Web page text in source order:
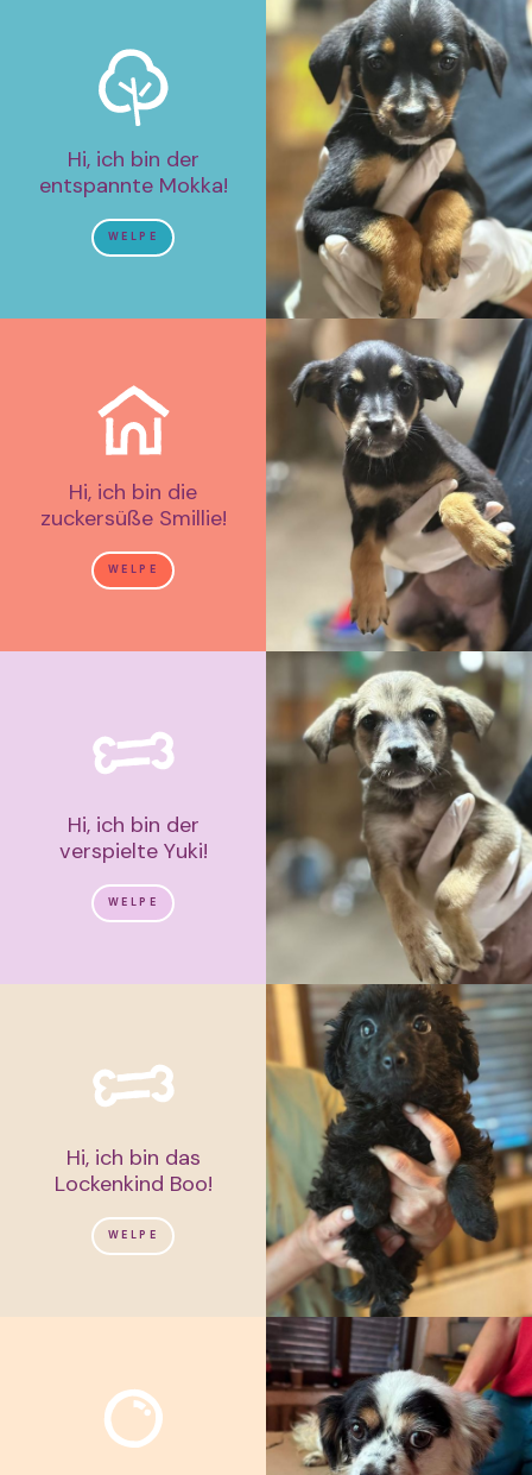
Hi, ich bin der
entspannte Mokka!
WELPE
Hi, ich bin die
zuckersüße Smillie!
WELPE
Hi, ich bin der
verspielte Yuki!
WELPE
Hi, ich bin das
Lockenkind Boo!
WELPE